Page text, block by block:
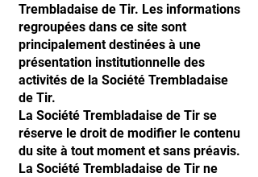
Trembladaise de Tir. Les informations
regroupées dans ce site sont
principalement destinées à une
présentation institutionnelle des
activités de la Société Trembladaise
de Tir.
La Société Trembladaise de Tir se
réserve le droit de modifier le contenu
du site à tout moment et sans préavis.
La Société Trembladaise de Tir ne